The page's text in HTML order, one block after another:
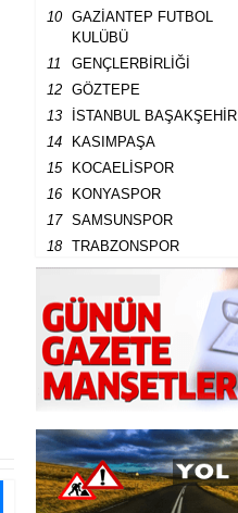
10
GAZİANTEP FUTBOL
KULÜBÜ
11 GENÇLERBİRLİĞİ
12
GÖZTEPE
13
İSTANBUL BAŞAKŞEHİR
14
KASIMPAŞA
15
KOCAELİSPOR
16
KONYASPOR
17
SAMSUNSPOR
18
TRABZONSPOR